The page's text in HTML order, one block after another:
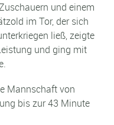
und einem
im Tor, der sich
ließ, zeigte
und ging mit
Mannschaft von
bis zur 43 Minute